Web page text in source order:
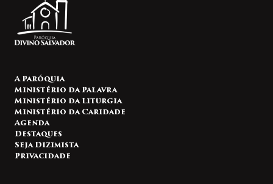
A Paróquia
Ministério da Palavra
Ministério da Liturgia
Ministério da Caridade
Agenda
Destaques
Seja Dizimista
Privacidade